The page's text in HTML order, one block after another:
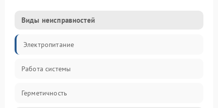
Виды неисправностей
Электропитание
Работа системы
Герметичность